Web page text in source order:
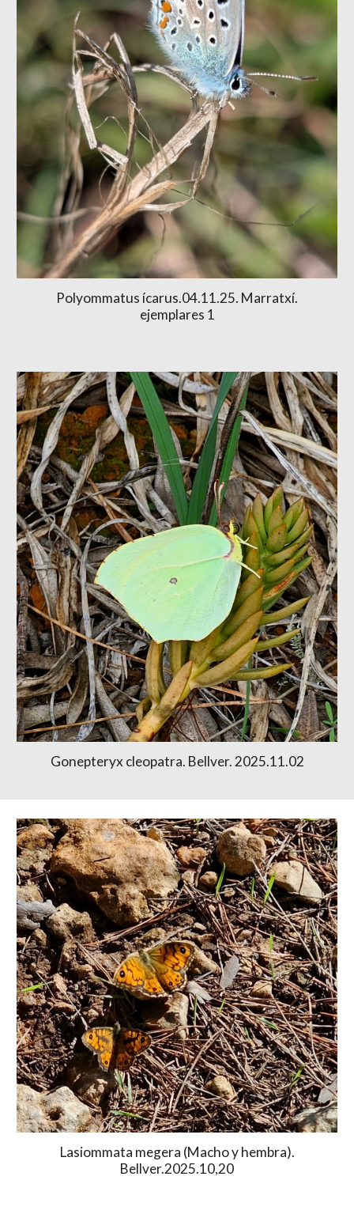
Polyommatus ícarus.04.11.25. Marratxí.
ejemplares 1
Gonepteryx cleopatra. Bellver. 2025.11.02
Lasiommata megera (Macho y hembra).
Bellver.2025.10,20